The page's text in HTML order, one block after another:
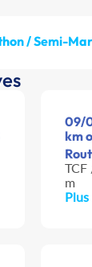
/ Semi-
09/
km
m